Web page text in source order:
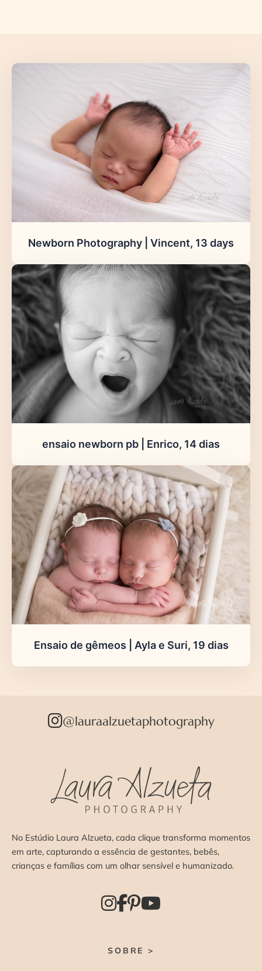
Newborn Photography | Vincent, 13 days
ensaio newborn pb | Enrico, 14 dias
Ensaio de gêmeos | Ayla e Suri, 19 dias
@lauraalzuetaphotography
No Estúdio Laura Alzueta, cada clique transforma momentos
em arte, capturando a essência de gestantes, bebês,
crianças e famílias com um olhar sensível e humanizado.
SOBRE >